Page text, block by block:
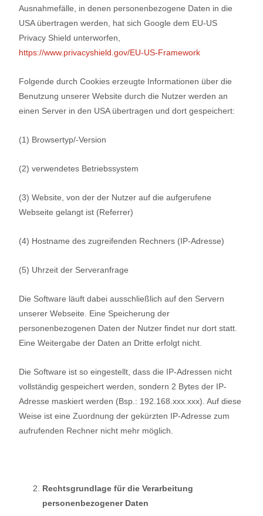
Ausnahmefälle, in denen personenbezogene Daten in die
USA übertragen werden, hat sich Google dem EU-US
Privacy Shield unterworfen,
https://www.privacyshield.gov/EU-US-Framework
Folgende durch Cookies erzeugte Informationen über die
Benutzung unserer Website durch die Nutzer werden an
einen Server in den USA übertragen und dort gespeichert:
(1) Browsertyp/-Version
(2) verwendetes Betriebssystem
(3) Website, von der der Nutzer auf die aufgerufene
Webseite gelangt ist (Referrer)
(4) Hostname des zugreifenden Rechners (IP-Adresse)
(5) Uhrzeit der Serveranfrage
Die Software läuft dabei ausschließlich auf den Servern
unserer Webseite. Eine Speicherung der
personenbezogenen Daten der Nutzer findet nur dort statt.
Eine Weitergabe der Daten an Dritte erfolgt nicht.
Die Software ist so eingestellt, dass die IP-Adressen nicht
vollständig gespeichert werden, sondern 2 Bytes der IP-
Adresse maskiert werden (Bsp.: 192.168.xxx.xxx). Auf diese
Weise ist eine Zuordnung der gekürzten IP-Adresse zum
aufrufenden Rechner nicht mehr möglich.
Rechtsgrundlage für die Verarbeitung
personenbezogener Daten